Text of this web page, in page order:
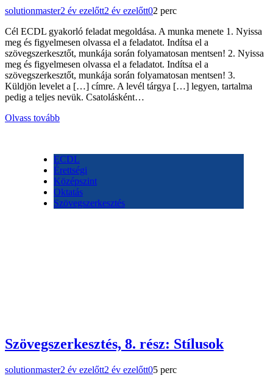
solutionmaster2 év ezelőtt2 év ezelőtt02 perc
Cél ECDL gyakorló feladat megoldása. A munka menete 1. Nyissa
meg és figyelmesen olvassa el a feladatot. Indítsa el a
szövegszerkesztőt, munkája során folyamatosan mentsen! 2. Nyissa
meg és figyelmesen olvassa el a feladatot. Indítsa el a
szövegszerkesztőt, munkája során folyamatosan mentsen! 3.
Küldjön levelet a […] címre. A levél tárgya […] legyen, tartalma
pedig a teljes nevük. Csatolásként…
Olvass tovább
ECDL
Érettségi
Középszint
Oktatás
Szövegszerkesztés
Szövegszerkesztés, 8. rész: Stílusok
solutionmaster2 év ezelőtt2 év ezelőtt05 perc